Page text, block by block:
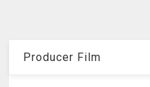
Producer Film